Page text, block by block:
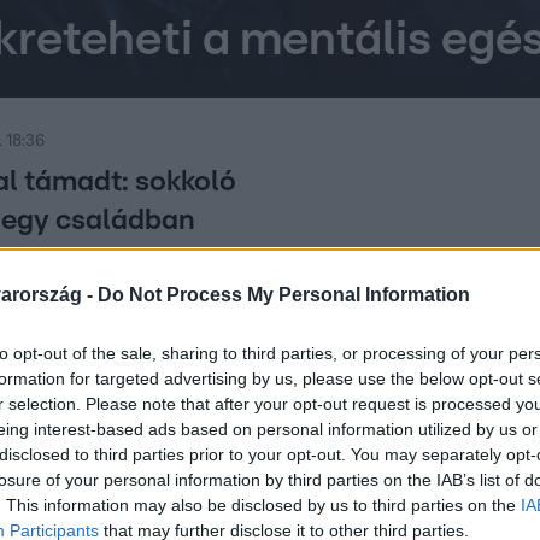
- Do Not Process My Personal Information
opt-out of the sale, sharing to third parties, or processing of your
for targeted advertising by us, please use the below opt-out
selection. Please note that after your opt-out request is processed
interest-based ads based on personal information utilized by us
to third parties prior to your opt-out. You may separately
of your personal information by third parties on the IAB’s list of
This information may also be disclosed by us to third parties on the
Participants that may further disclose it to other third parties.
a mentális
támadt: sokkoló
családban
Pest megyei Abonyban.
magyar gyereknek van mentális
mentális zavarral küzd Magyaroszágon. A szorongás
– mondta a Bethesda Gyermekkórház pszichiátere a